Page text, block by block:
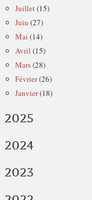
Juillet(15)
Juin (27)
Mai (14)
Avril (15)
Mars(28)
Février(26)
Janvier(18)
2025
2024
2023